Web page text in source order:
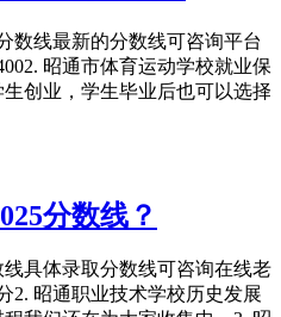
数线最新的分数线可咨询平台
昭通市体育运动学校就业保
创业，学生毕业后也可以选择
分数线？
具体录取分数线可咨询在线老
2. 昭通职业技术学校历史发展